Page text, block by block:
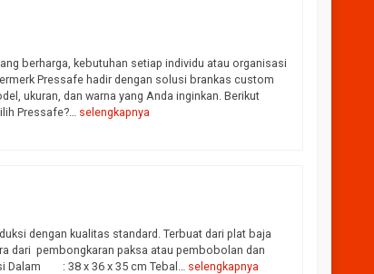
berharga, kebutuhan setiap individu atau organisasi
Pressafe hadir dengan solusi brankas custom
ukuran, dan warna yang Anda inginkan. Berikut
Pressafe?… selengkapnya
dengan kualitas standard. Terbuat dari plat baja
dari pembongkaran paksa atau pembobolan dan
Dalam : 38 x 36 x 35 cm Tebal… selengkapnya